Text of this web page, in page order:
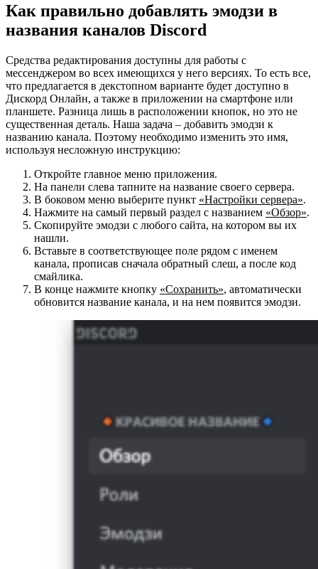
Как правильно добавлять эмодзи в
названия каналов Discord
Средства редактирования доступны для работы с
мессенджером во всех имеющихся у него версиях. То есть все,
что предлагается в декстопном варианте будет доступно в
Дискорд Онлайн, а также в приложении на смартфоне или
планшете. Разница лишь в расположении кнопок, но это не
существенная деталь. Наша задача – добавить эмодзи к
названию канала. Поэтому необходимо изменить это имя,
используя несложную инструкцию:
Откройте главное меню приложения.
На панели слева тапните на название своего сервера.
В боковом меню выберите пункт «Настройки сервера».
Нажмите на самый первый раздел с названием «Обзор».
Скопируйте эмодзи с любого сайта, на котором вы их
нашли.
Вставьте в соответствующее поле рядом с именем
канала, прописав сначала обратный слеш, а после код
смайлика.
В конце нажмите кнопку «Сохранить», автоматически
обновится название канала, и на нем появится эмодзи.